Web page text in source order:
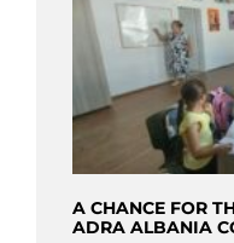
A CHANCE FOR
ADRA ALBANIA